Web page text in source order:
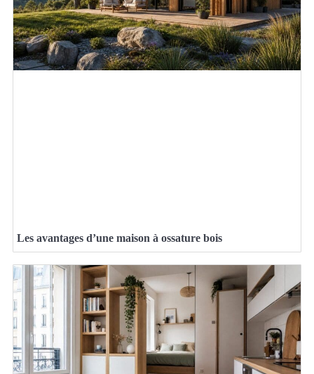
Les avantages d’une maison à ossature bois